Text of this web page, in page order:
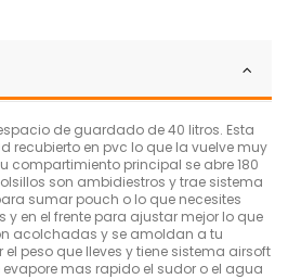
de guardado de 40 litros. Esta
recubierto en pvc lo que la vuelve muy
compartimiento principal se abre 180
son ambidiestros y trae sistema
sumar pouch o lo que necesites
y en el frente para ajustar mejor lo que
acolchadas y se amoldan a tu
peso que lleves y tiene sistema airsoft
mas rapido el sudor o el agua